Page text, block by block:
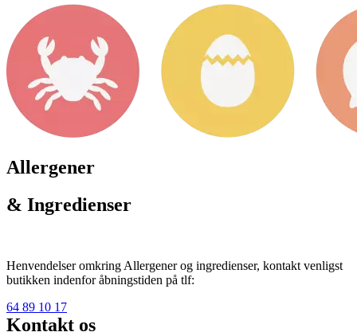
Allergener
& Ingredienser
Henvendelser omkring Allergener og ingredienser, kontakt venligst
butikken indenfor åbningstiden på tlf:
64 89 10 17
Kontakt os